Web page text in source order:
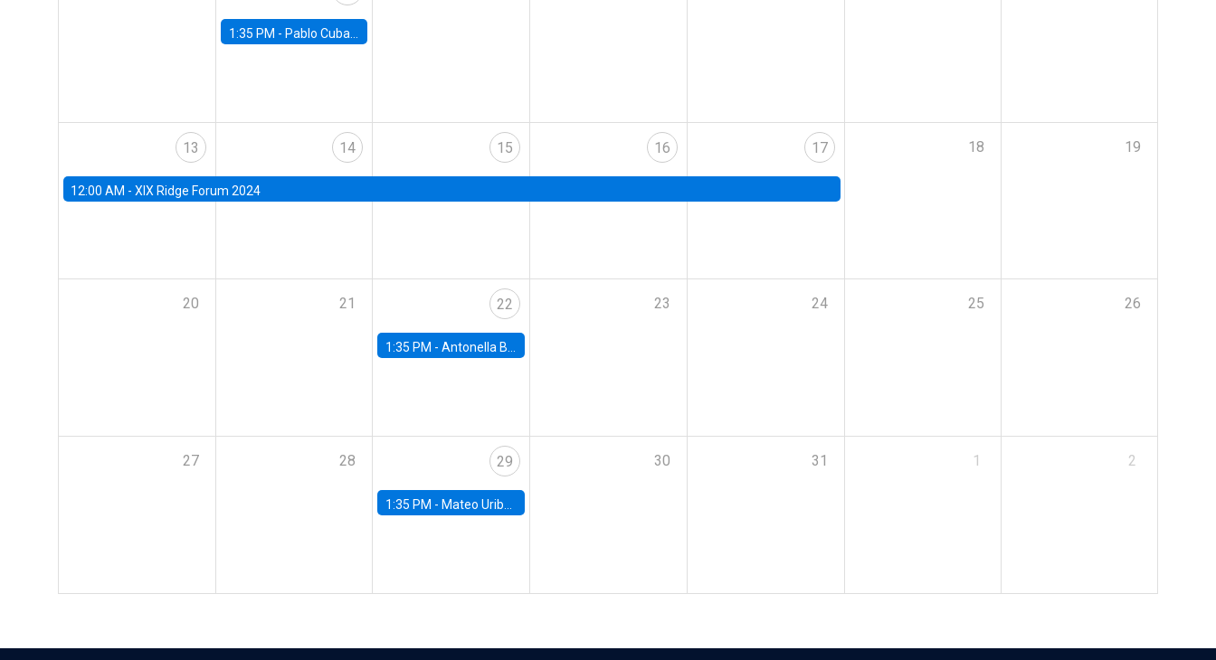
1:35 PM - Pablo Cuba, FED Board
13
12:00 AM - XIX Ridge Forum 2024
14 15 16 17 18 19
20 21 22
1:35 PM -Antonella Bancalari, Institute for Fiscal Studies (IFS) and Research Associate at University College London (UCL)
23 24 25 26
27 28 29
1:35 PM - Mateo Uribe-Castro, Universidad de los Andes (Colombia)
30 31 1 2